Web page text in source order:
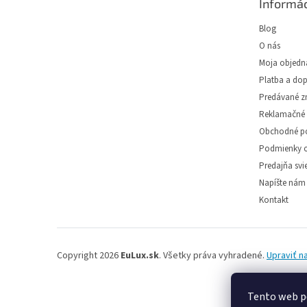
Tento web
Blog
O nás
Moja
Platba a
Predávané
Obchodné
Podmienky
Predajňa
Napíšte nám
Kontakt
Copyright 2026 EuLux.sk. Všetky práva vyhradené. Upraviť